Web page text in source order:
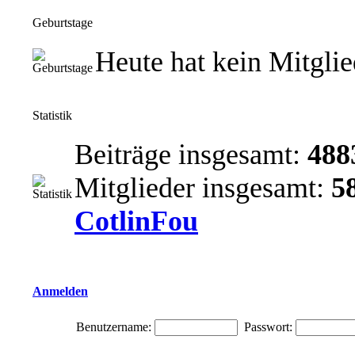
Geburtstage
Heute hat kein
Statistik
Beiträge insgesamt:
Mitglieder insgesamt:
CotlinFou
Anmelden
Benutzername: Passwort: